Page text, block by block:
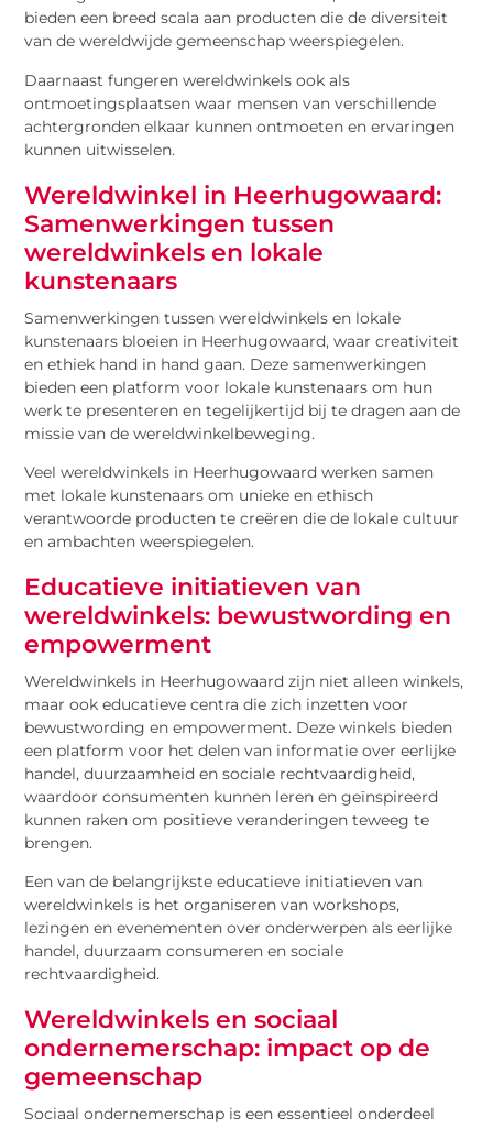
bieden een breed scala aan producten die de diversiteit
van de wereldwijde gemeenschap weerspiegelen.
Daarnaast fungeren wereldwinkels ook als
ontmoetingsplaatsen waar mensen van verschillende
achtergronden elkaar kunnen ontmoeten en ervaringen
kunnen uitwisselen.
Wereldwinkel in Heerhugowaard:
Samenwerkingen tussen
wereldwinkels en lokale
kunstenaars
Samenwerkingen tussen wereldwinkels en lokale
kunstenaars bloeien in Heerhugowaard, waar creativiteit
en ethiek hand in hand gaan. Deze samenwerkingen
bieden een platform voor lokale kunstenaars om hun
werk te presenteren en tegelijkertijd bij te dragen aan de
missie van de wereldwinkelbeweging.
Veel wereldwinkels in Heerhugowaard werken samen
met lokale kunstenaars om unieke en ethisch
verantwoorde producten te creëren die de lokale cultuur
en ambachten weerspiegelen.
Educatieve initiatieven van
wereldwinkels: bewustwording en
empowerment
Wereldwinkels in Heerhugowaard zijn niet alleen winkels,
maar ook educatieve centra die zich inzetten voor
bewustwording en empowerment. Deze winkels bieden
een platform voor het delen van informatie over eerlijke
handel, duurzaamheid en sociale rechtvaardigheid,
waardoor consumenten kunnen leren en geïnspireerd
kunnen raken om positieve veranderingen teweeg te
brengen.
Een van de belangrijkste educatieve initiatieven van
wereldwinkels is het organiseren van workshops,
lezingen en evenementen over onderwerpen als eerlijke
handel, duurzaam consumeren en sociale
rechtvaardigheid.
Wereldwinkels en sociaal
ondernemerschap: impact op de
gemeenschap
Sociaal ondernemerschap is een essentieel onderdeel